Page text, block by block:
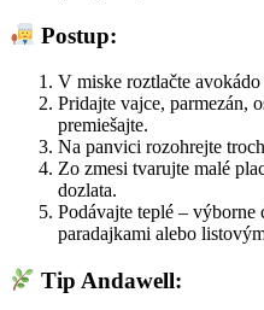
Postup:
V miske roztlačte
Pridajte vajce, parmezán,
premiešajte.
Na panvici rozohrejte
Zo zmesi tvarujte malé
dozlata.
Podávajte teplé –
paradajkami alebo
Tip Andawell: